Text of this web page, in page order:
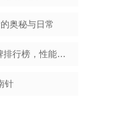
奥秘与日常
2023年笔记本电脑一线品牌排行榜，性能、创新与用户满意度的综合考量
针